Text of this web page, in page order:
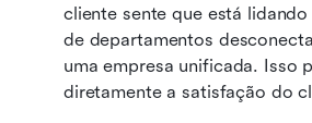
cliente sente que está
de departamentos
uma empresa unificada. Isso
diretamente a satisfação do